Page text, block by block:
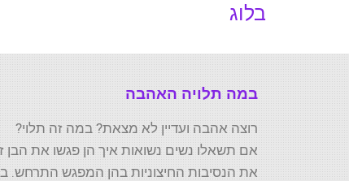
בלוג
במה תלויה האהבה
רוצה אהבה ועדיין לא מצאת? במה זה תלוי?
אם תשאלו נשים נשואות איך הן פגשו את הבן
את הנסיבות החיצוניות בהן המפגש התרחש.